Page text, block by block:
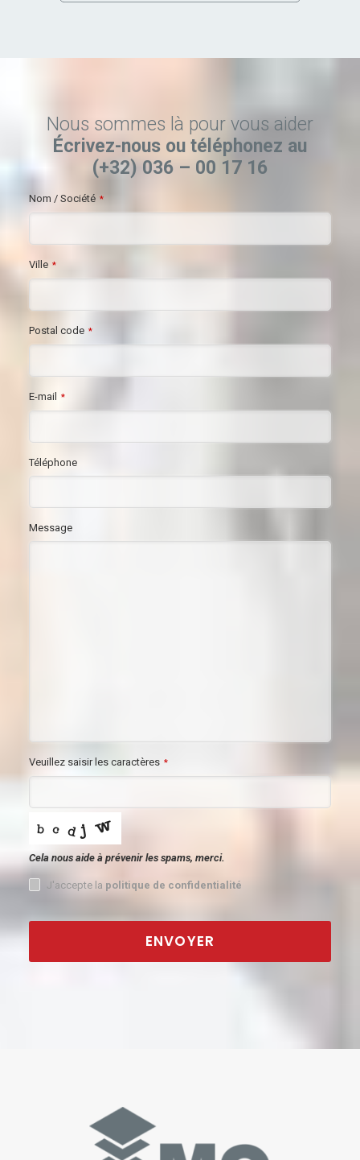
Nous sommes là pour vous aider
Écrivez-nous ou téléphonez au
(+32) 036 – 00 17 16
Nom / Société *
Ville *
Postal code *
E-mail *
Téléphone
Message
Veuillez saisir les caractères *
Cela nous aide à prévenir les spams, merci.
J'accepte la politique de confidentialité
ENVOYER